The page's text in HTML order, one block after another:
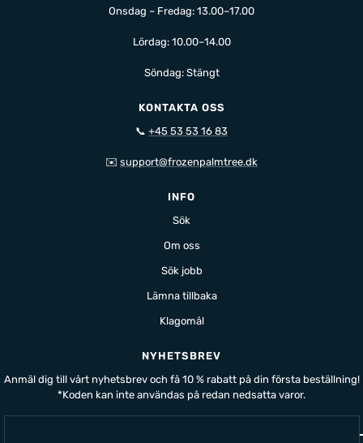
Onsdag – Fredag: 13.00–17.00
Lördag: 10.00–14.00
Söndag: Stängt
KONTAKTA OSS
📞 +45 53 53 16 83
✉️ support@frozenpalmtree.dk
INFO
Sök
Om oss
Sök jobb
Lämna tillbaka
Klagomål
NYHETSBREV
Anmäl dig till vårt nyhetsbrev och få 10 % rabatt på din första beställning!
*Koden kan inte användas på redan nedsatta varor.